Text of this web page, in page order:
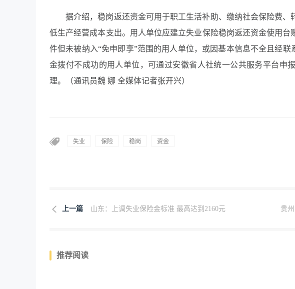
据介绍，稳岗返还资金可用于职工生活补助、缴纳社会保险费
低生产经营成本支出。用人单位应建立失业保险稳岗返还资金使用
件但未被纳入“免申即享”范围的用人单位，或因基本信息不全且经
金拨付不成功的用人单位，可通过安徽省人社统一公共服务平台申
理。（通讯员魏 娜 全媒体记者张开兴）
失业 保险 稳岗 资金
上一篇 山东：上调失业保险金标准 最高达到2160元 贵
推荐阅读